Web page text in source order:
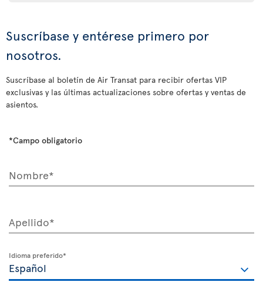
Suscríbase y entérese primero por
nosotros.
Suscríbase al boletín de Air Transat para recibir ofertas VIP
exclusivas y las últimas actualizaciones sobre ofertas y ventas de
asientos.
*Campo obligatorio
Nombre*
Apellido*
Idioma preferido*